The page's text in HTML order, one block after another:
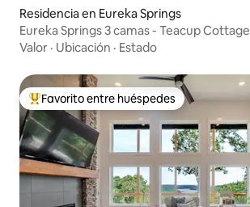
Residencia en Eureka Springs
Eureka Springs 3 camas - Teacup Cottage
Valor · Ubicación · Estado
De los mejores en Favorito entre huéspedes
Favorito entre huéspedes